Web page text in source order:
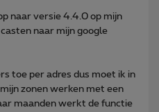
naar versie 4.4.0 op mijn
naar mijn google
toe per adres dus moet ik in
zonen werken met een
maanden werkt de functie